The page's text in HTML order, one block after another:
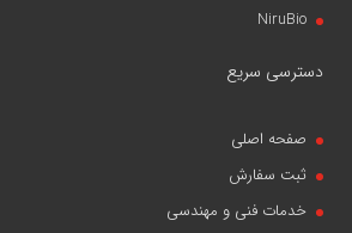
NiruBio
دسترسی سریع
صفحه اصلی
ثبت سفارش
خدمات فنی و مهندسی